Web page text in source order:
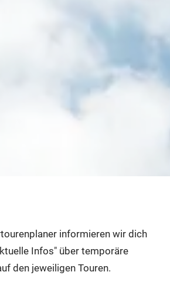
informieren wir dich
Infos" über temporäre
den jeweiligen Touren.